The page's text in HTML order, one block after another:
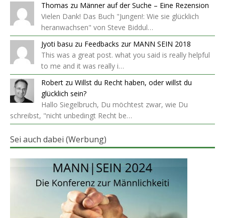
Thomas zu Männer auf der Suche – Eine Rezension
Vielen Dank! Das Buch "Jungen!: Wie sie glücklich
heranwachsen" von Steve Biddul…
Jyoti basu zu Feedbacks zur MANN SEIN 2018
This was a great post. what you said is really helpful
to me and it was really i…
Robert zu Willst du Recht haben, oder willst du
glücklich sein?
Hallo Siegelbruch, Du möchtest zwar, wie Du
schreibst, "nicht unbedingt Recht be…
Sei auch dabei (Werbung)